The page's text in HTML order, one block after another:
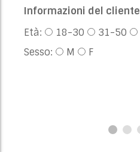
Informazioni del cliente
Età:
18-30 31-50
Sesso:
M F